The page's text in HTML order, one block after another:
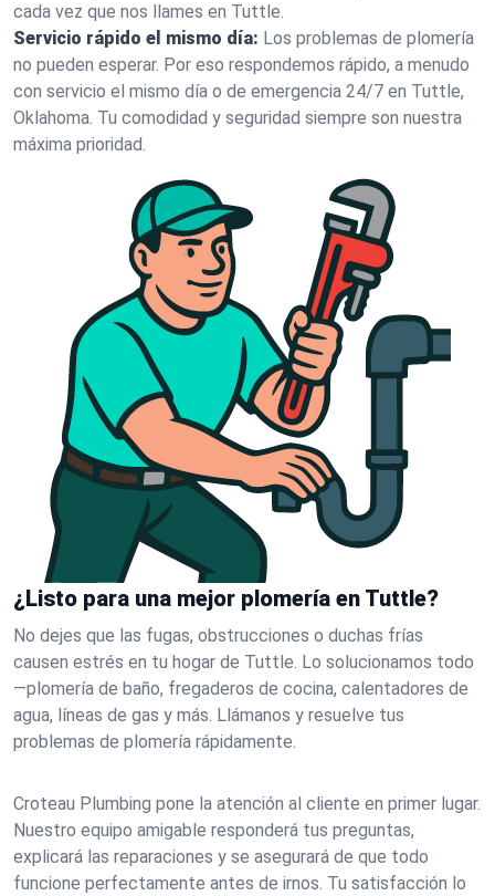
cada vez que nos llames en Tuttle.
Servicio rápido el mismo día: Los problemas de plomería
no pueden esperar. Por eso respondemos rápido, a menudo
con servicio el mismo día o de emergencia 24/7 en Tuttle,
Oklahoma. Tu comodidad y seguridad siempre son nuestra
máxima prioridad.
¿Listo para una mejor plomería en Tuttle?
No dejes que las fugas, obstrucciones o duchas frías
causen estrés en tu hogar de Tuttle. Lo solucionamos todo
—plomería de baño, fregaderos de cocina, calentadores de
agua, líneas de gas y más. Llámanos y resuelve tus
problemas de plomería rápidamente.
Croteau Plumbing pone la atención al cliente en primer lugar.
Nuestro equipo amigable responderá tus preguntas,
explicará las reparaciones y se asegurará de que todo
funcione perfectamente antes de irnos. Tu satisfacción lo